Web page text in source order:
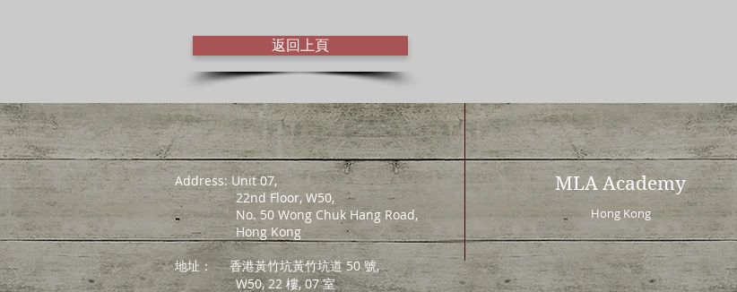
返回上頁
Address: Unit 07,
22nd Floor, W50,
No. 50 Wong Chuk Hang Road,
Hong Kong
地址：
香港黃竹坑黃竹坑道 50 號,
W50, 22 樓, 07 室
MLA Academy
Hong Kong